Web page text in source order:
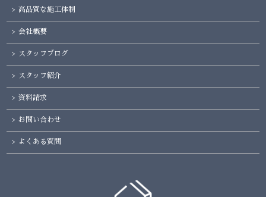
高品質な施工体制
会社概要
スタッフブログ
スタッフ紹介
資料請求
お問い合わせ
よくある質問